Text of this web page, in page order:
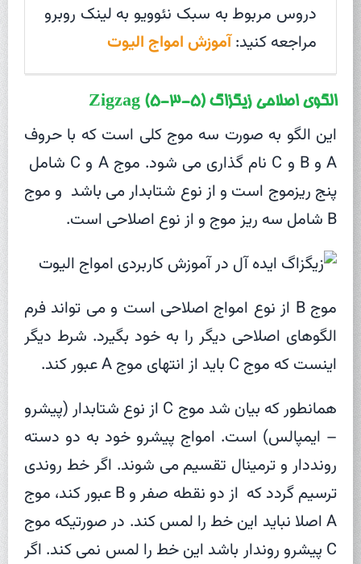
دروس مربوط به سبک نئوویو به لینک روبرو
مراجعه کنید:آموزش امواج الیوت
الگوی اصلاحی زیگزاگ (5-3-5) Zigzag
این الگو به صورت سه موج کلی است که با حروف
A و B و C نام گذاری می شود. موج A و C شامل
پنج ریزموج است و از نوع شتابدار می باشد و موج
B شامل سه ریز موج و از نوع اصلاحی است.
موج B از نوع امواج اصلاحی است و می تواند فرم
الگوهای اصلاحی دیگر را به خود بگیرد. شرط دیگر
اینست که موج C باید از انتهای موج A عبور کند.
همانطور که بیان شد موج C از نوع شتابدار (پیشرو
– ایمپالس) است. امواج پیشرو خود به دو دسته
رونددار و ترمینال تقسیم می شوند. اگر خط روندی
ترسیم گردد که از دو نقطه صفر و B عبور کند، موج
A اصلا نباید این خط را لمس کند. در صورتیکه موج
C پیشرو روندار باشد این خط را لمس نمی کند. اگر